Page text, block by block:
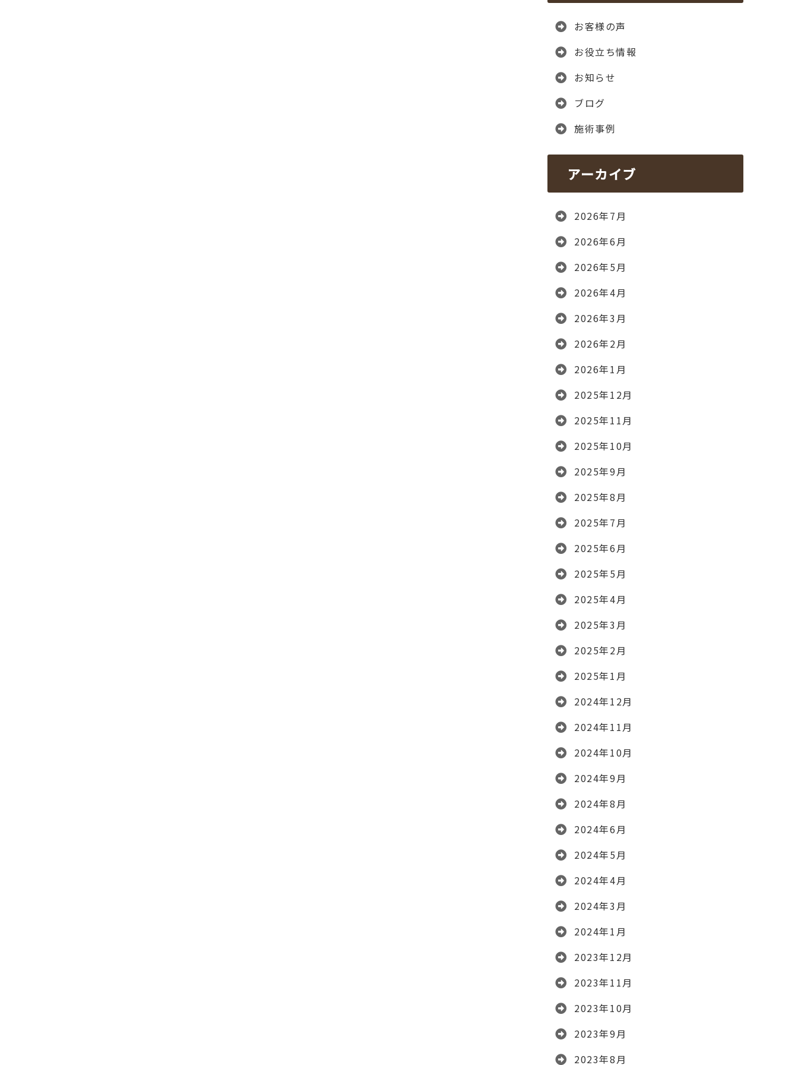
お客様の声
お役立ち情報
お知らせ
ブログ
施術事例
アーカイブ
2026年7月
2026年6月
2026年5月
2026年4月
2026年3月
2026年2月
2026年1月
2025年12月
2025年11月
2025年10月
2025年9月
2025年8月
2025年7月
2025年6月
2025年5月
2025年4月
2025年3月
2025年2月
2025年1月
2024年12月
2024年11月
2024年10月
2024年9月
2024年8月
2024年6月
2024年5月
2024年4月
2024年3月
2024年1月
2023年12月
2023年11月
2023年10月
2023年9月
2023年8月